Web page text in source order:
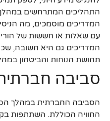
התהליכים המתרחשים
המדריכים מוסמכים, מה
עם שאלות או חששות של
המדריכים גם היא חשובה,
תחושת הנוחות והביטחון
סביבה
הסביבה החברתית במהלך
החוויה הכוללת. השתתפות